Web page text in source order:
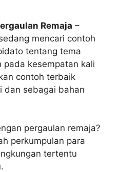
Remaja –
mencari contoh
tentang tema
pada kesempatan kali
contoh terbaik
dan sebagai bahan
pergaulan remaja?
perkumpulan para
tertentu